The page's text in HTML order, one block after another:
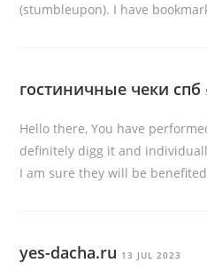
(stumbleupon). I have
гостиничные чеки спб
Hello there, You have
definitely digg it and
I am sure they will be
yes-dacha.ru 13 JUL 2023